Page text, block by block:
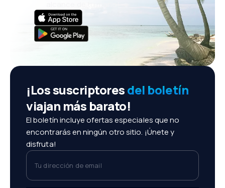
¡Los suscriptoresdel boletín
viajan más barato!
El boletín incluye ofertas especiales que no
encontrarás en ningún otro sitio. ¡Únete y
disfruta!
Tu dirección de email